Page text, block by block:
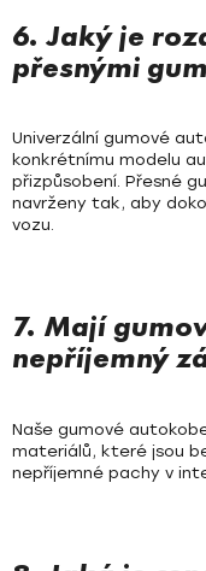
6. Jaký je
přesnými
Univerzální gumové
konkrétnímu modelu
přizpůsobení. Přesné
navrženy tak, aby
vozu.
7. Mají
nepříjemný
Naše gumové
materiálů, které jsou
nepříjemné pachy v